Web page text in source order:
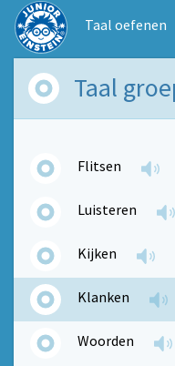
Taal oefenen
Taal
Flitsen
Luisteren
Kijken
Klanken
Woorden